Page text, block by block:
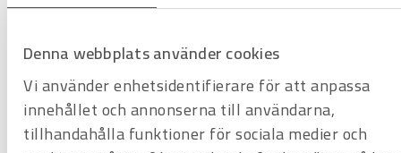
Denna webbplats använder cookies
Vi använder enhetsidentifierare för att anpassa
innehållet och annonserna till användarna,
tillhandahålla funktioner för sociala medier och